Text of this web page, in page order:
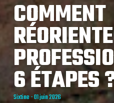
COMMENT
6 ÉTAPES
Sixtine - 01 juin 2026